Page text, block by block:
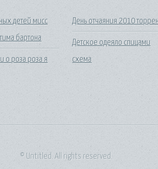
детей мисс
бартона
о роза роза я
День отчаяния 2010
Детское одеяло спицами
схема
© Untitled. All rights reserved.